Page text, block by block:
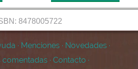
8478005722
· Menciones · Novedades ·
comentadas · Contacto ·